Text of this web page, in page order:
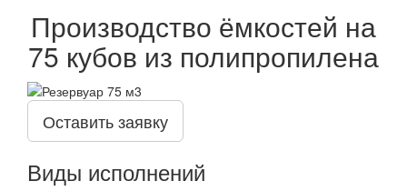
Производство ёмкостей на
75 кубов из полипропилена
Оставить заявку
Виды исполнений